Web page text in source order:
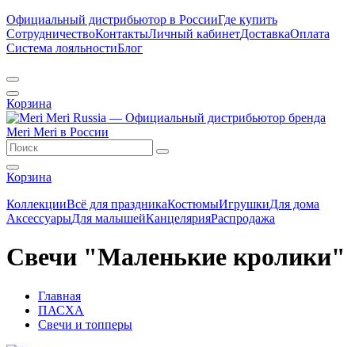
Официальный дистрибьютор в РоссииГде купить
СотрудничествоКонтактыЛичный кабинетДоставкаОплата
Система лояльностиБлог
Корзина
Корзина
КоллекцииВсё для праздникаКостюмыИгрушкиДля дома
АксессуарыДля малышейКанцелярияРаспродажа
Свечи "Маленькие кролики"
Главная
ПАСХА
Свечи и топперы